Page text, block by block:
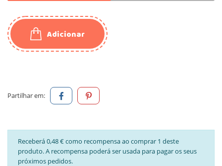
Adicionar
Partilhar em:
Receberá 0,48 € como recompensa ao comprar 1 deste
produto. A recompensa poderá ser usada para pagar os seus
próximos pedidos.